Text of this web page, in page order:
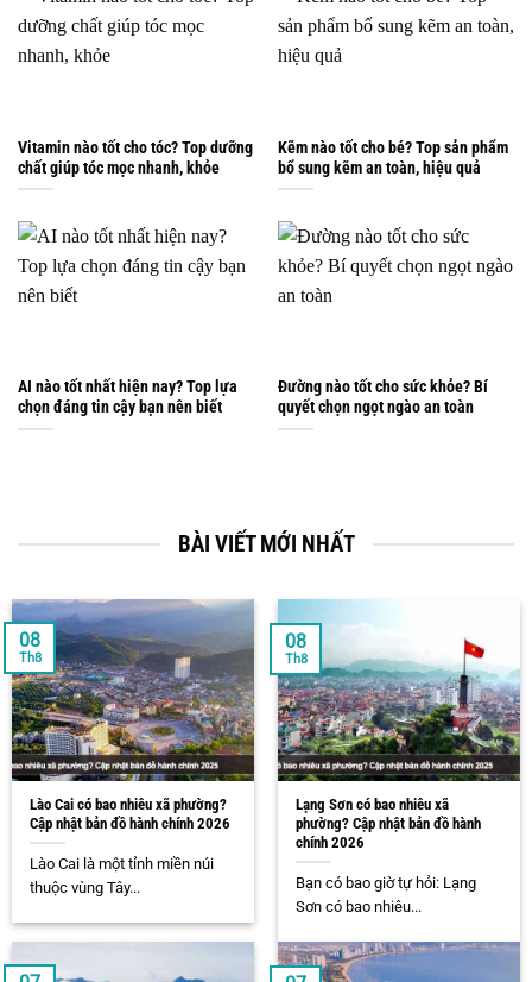
Vitamin nào tốt cho tóc? Top dưỡng
chất giúp tóc mọc nhanh, khỏe
Kẽm nào tốt cho bé? Top sản phẩm
bổ sung kẽm an toàn, hiệu quả
AI nào tốt nhất hiện nay? Top lựa
chọn đáng tin cậy bạn nên biết
Đường nào tốt cho sức khỏe? Bí
quyết chọn ngọt ngào an toàn
BÀI VIẾT MỚI NHẤT
Lào Cai có bao nhiêu xã phường?
Cập nhật bản đồ hành chính 2026
Lào Cai là một tỉnh miền núi
thuộc vùng Tây...
08
Th8
Lạng Sơn có bao nhiêu xã
phường? Cập nhật bản đồ hành
chính 2026
Bạn có bao giờ tự hỏi: Lạng
Sơn có bao nhiêu...
08
Th8